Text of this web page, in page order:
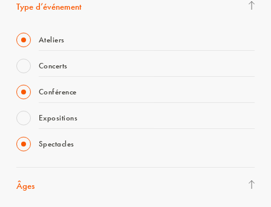
Type d’événement
Ateliers
Concerts
Conférence
Expositions
Spectacles
Âges